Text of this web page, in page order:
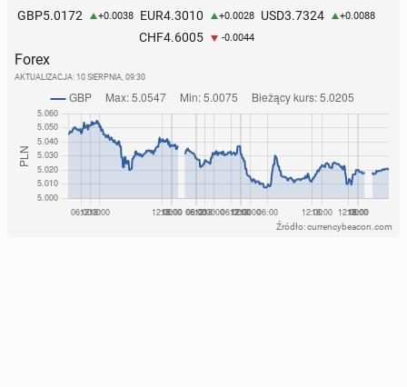
GBP5.0172 +0.0038 EUR4.3010 +0.0028 USD3.7324 +0.0088
CHF4.6005 -0.0044
Forex
AKTUALIZACJA: 10 SIERPNIA, 09:30
Źródło: currencybeacon.com